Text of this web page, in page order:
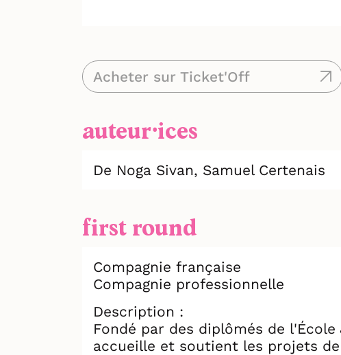
Acheter sur Ticket'Off
auteur⸱ices
De Noga Sivan, Samuel Certenais
first round
Compagnie française
Compagnie professionnelle
Description :
Fondé par des diplômés de
accueille et soutient les projets